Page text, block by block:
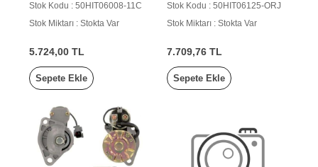
Stok Kodu : 50HIT06008-11C
Stok Miktarı : Stokta Var
5.724,00 TL
Sepete Ekle
Stok Kodu : 50HIT06125-ORJ
Stok Miktarı : Stokta Var
7.709,76 TL
Sepete Ekle